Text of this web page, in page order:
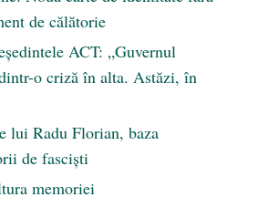
de călătorie
ACT: „Guvernul
o criză în alta. Astăzi, în
lui Radu Florian, baza
de fascişti
memoriei